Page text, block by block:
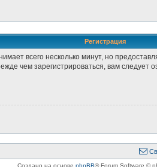
Регистрация
всего несколько минут, но
чем зарегистрироваться, вам
Создано на основе phpBB® Forum Software ©